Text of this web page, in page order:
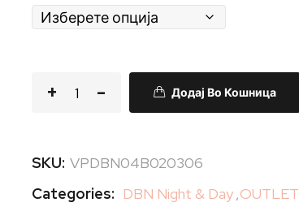
Додај Во Кошница
SKU: VPDBN04B020306
Categories: DBN Night & Day,OUTLET